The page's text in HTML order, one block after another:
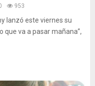
953
lanzó este viernes su
que va a pasar mañana”,